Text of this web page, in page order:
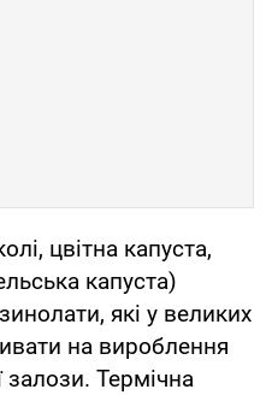
цвітна капуста,
капуста)
які у великих
на вироблення
залози. Термічна